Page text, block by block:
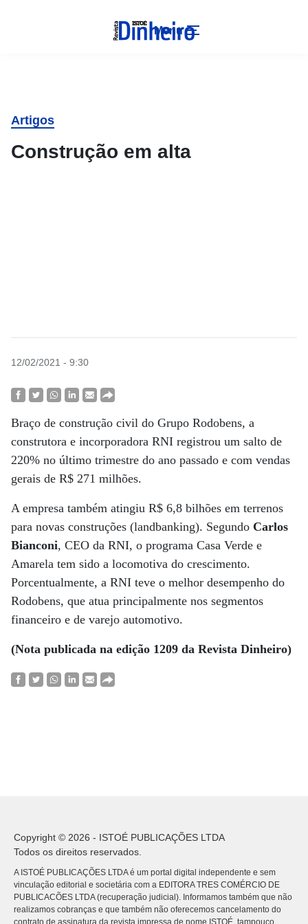
Menu
Artigos
Construção em alta
12/02/2021 - 9:30
Braço de construção civil do Grupo Rodobens, a
construtora e incorporadora RNI registrou um salto de
220% no último trimestre do ano passado e com vendas
gerais de R$ 271 milhões.
A empresa também atingiu R$ 6,8 bilhões em terrenos
para novas construções (landbanking). Segundo Carlos
Bianconi, CEO da RNI, o programa Casa Verde e
Amarela tem sido a locomotiva do crescimento.
Porcentualmente, a RNI teve o melhor desempenho do
Rodobens, que atua principalmente nos segmentos
financeiro e de varejo automotivo.
(Nota publicada na edição 1209 da Revista Dinheiro)
Copyright © 2026 - ISTOÉ PUBLICAÇÕES LTDA
Todos os direitos reservados.
A ISTOÉ PUBLICAÇÕES LTDA é um portal digital independente e sem
vinculação editorial e societária com a EDITORA TRES COMÉRCIO DE
PUBLICACÕES LTDA (recuperação judicial). Informamos também que não
realizamos cobranças e que também não oferecemos cancelamento do
contrato de assinatura da revista impressa de nome ISTOÉ, tampouco